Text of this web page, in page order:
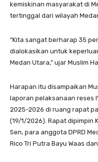
kemiskinan masyarakat di
tertinggal dari wilayah
“Kita sangat berharap 35
dialokasikan untuk
Medan Utara,” ujar Muslim
Harapan itu disampaikan
laporan pelaksanaan reses
2025-2026 di ruang rapat
(19/1/2026). Rapat dipimpin
Sen, para anggota DPRD
Rico Tri Putra Bayu Waas